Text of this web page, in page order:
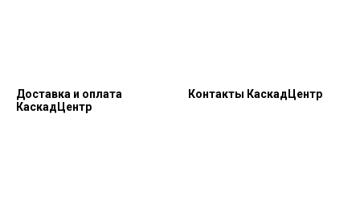
Доставка и оплата
КаскадЦентр
Контакты КаскадЦентр